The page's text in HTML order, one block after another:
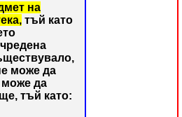
на
тъй като
може да
да
тъй като: